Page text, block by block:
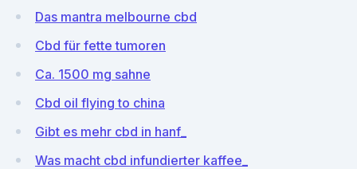
Das mantra melbourne cbd
Cbd für fette tumoren
Ca. 1500 mg sahne
Cbd oil flying to china
Gibt es mehr cbd in hanf_
Was macht cbd infundierter kaffee_